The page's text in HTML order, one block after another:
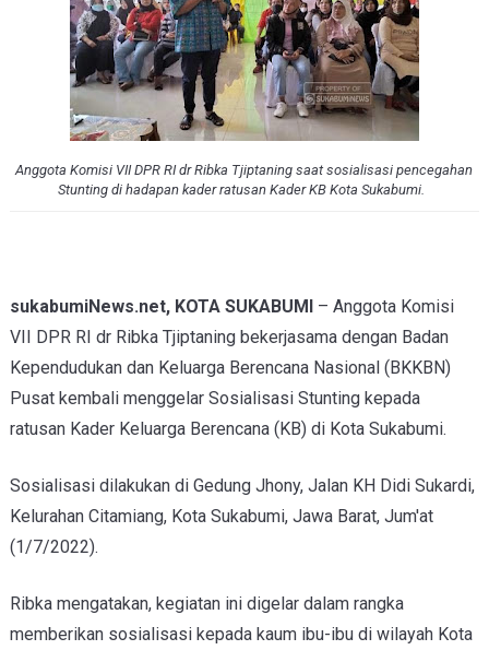
Anggota Komisi VII DPR RI dr Ribka Tjiptaning saat sosialisasi pencegahan
Stunting di hadapan kader ratusan Kader KB Kota Sukabumi.
sukabumiNews.net, KOTA SUKABUMI– Anggota Komisi
VII DPR RI dr Ribka Tjiptaning bekerjasama dengan Badan
Kependudukan dan Keluarga Berencana Nasional (BKKBN)
Pusat kembali menggelar Sosialisasi Stunting kepada
ratusan Kader Keluarga Berencana (KB) di Kota Sukabumi.
Sosialisasi dilakukan di Gedung Jhony, Jalan KH Didi Sukardi,
Kelurahan Citamiang, Kota Sukabumi, Jawa Barat, Jum'at
(1/7/2022).
Ribka mengatakan, kegiatan ini digelar dalam rangka
memberikan sosialisasi kepada kaum ibu-ibu di wilayah Kota